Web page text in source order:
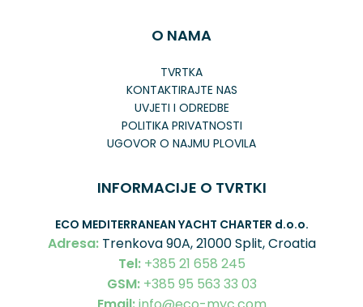
O NAMA
TVRTKA
KONTAKTIRAJTE NAS
UVJETI I ODREDBE
POLITIKA PRIVATNOSTI
UGOVOR O NAJMU PLOVILA
INFORMACIJE O TVRTKI
ECO MEDITERRANEAN YACHT CHARTER d.o.o.
Adresa:Trenkova 90A, 21000 Split, Croatia
Tel:+385 21 658 245
GSM:+385 95 563 33 03